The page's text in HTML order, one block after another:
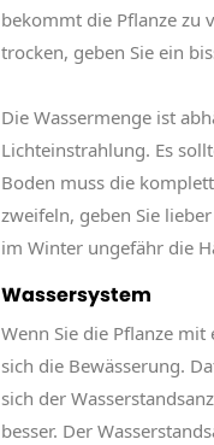
bekommt die Pflanze zu
trocken, geben Sie ein
Die Wassermenge ist
Lichteinstrahlung. Es
Boden muss die
zweifeln, geben Sie
im Winter ungefähr die
Wassersystem
Wenn Sie die Pflanze
sich die Bewässerung.
sich der
besser. Der